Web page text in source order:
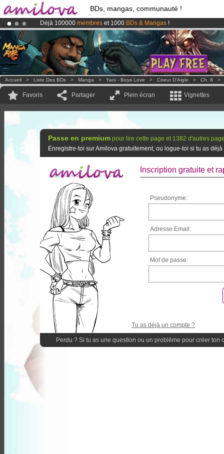
BDs, mangas, communauté !
Déjà 100000 membres et 1000 BDs & Mangas !
Abonnement premium: à partir de3.95 eurospar mois !Clique ici
LeKickstarter Amilova est désormais lancé
Accueil > Liste Des BDs > Manga > Yaoi - Boys Love > Coeur D'Aigle > Ch. 8
Favoris Partager Plein écran Vignettes
Passe en premium pour lire cette page et 1382 d'autres
Enregistre-toi sur Amilova gratuitement, ou logue-toi si tu as
Inscription gratuite et
Pseudonyme:
Adresse Email:
Mot de passe:
Tu as déjà un compte ?
Perdu ? Si tu as une question ou un problème pour créer ton